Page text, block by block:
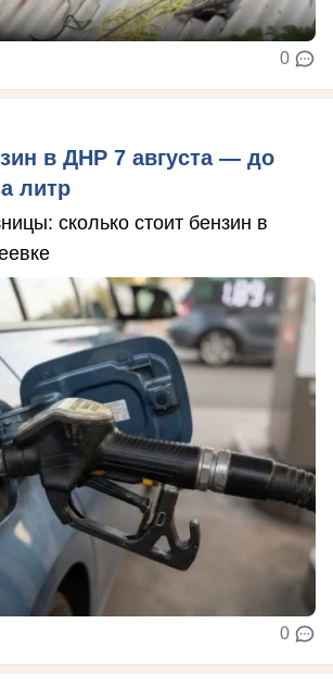
0
в ДНР 7 августа — до
литр
сколько стоит бензин в
0